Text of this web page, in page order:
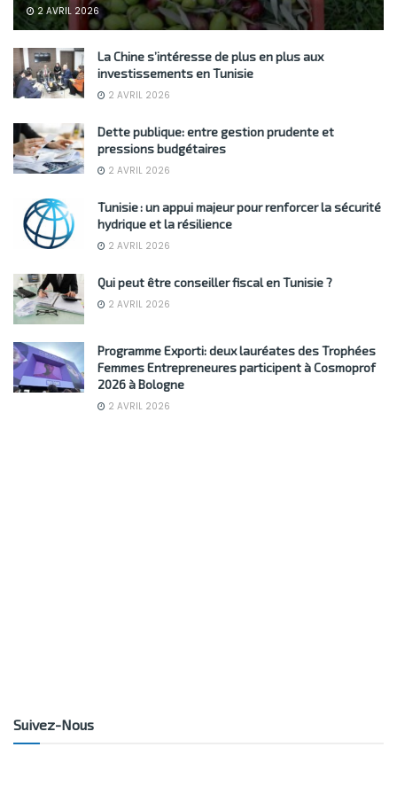
2 AVRIL 2026
La Chine s’intéresse de plus en plus aux
investissements en Tunisie
2 AVRIL 2026
Dette publique: entre gestion prudente et
pressions budgétaires
2 AVRIL 2026
Tunisie : un appui majeur pour renforcer la sécurité
hydrique et la résilience
2 AVRIL 2026
Qui peut être conseiller fiscal en Tunisie ?
2 AVRIL 2026
Programme Exporti: deux lauréates des Trophées
Femmes Entrepreneures participent à Cosmoprof
2026 à Bologne
2 AVRIL 2026
Suivez-Nous